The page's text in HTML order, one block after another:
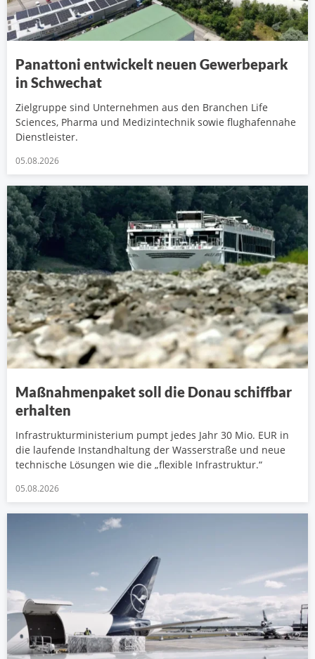
Panattoni entwickelt neuen Gewerbepark
in Schwechat
Zielgruppe sind Unternehmen aus den Branchen Life
Sciences, Pharma und Medizintechnik sowie flughafennahe
Dienstleister.
05.08.2026
Maßnahmenpaket soll die Donau schiffbar
erhalten
Infrastrukturministerium pumpt jedes Jahr 30 Mio. EUR in
die laufende Instandhaltung der Wasserstraße und neue
technische Lösungen wie die „flexible Infrastruktur.“
05.08.2026